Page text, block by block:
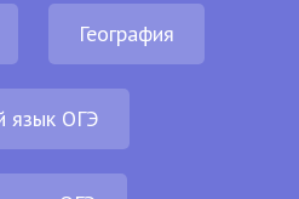
География
язык ОГЭ